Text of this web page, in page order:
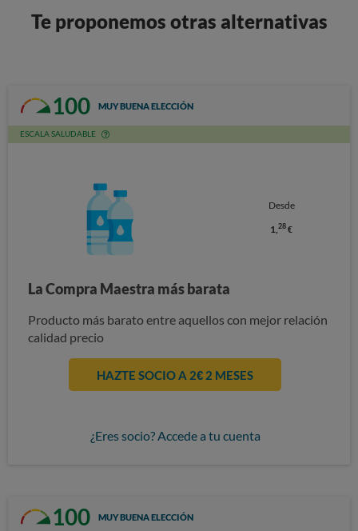
Te proponemos otras alternativas
100 MUY BUENA ELECCIÓN
ESCALA SALUDABLE
Desde
1,28 €
La Compra Maestra más barata
Producto más barato entre aquellos con mejor relación
calidad precio
HAZTE SOCIO A 2€ 2 MESES
¿Eres socio? Accede a tu cuenta
100 MUY BUENA ELECCIÓN